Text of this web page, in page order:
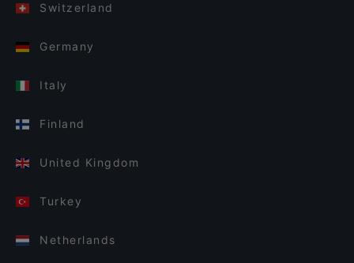
Switzerland
Germany
Italy
Finland
United Kingdom
Turkey
Netherlands